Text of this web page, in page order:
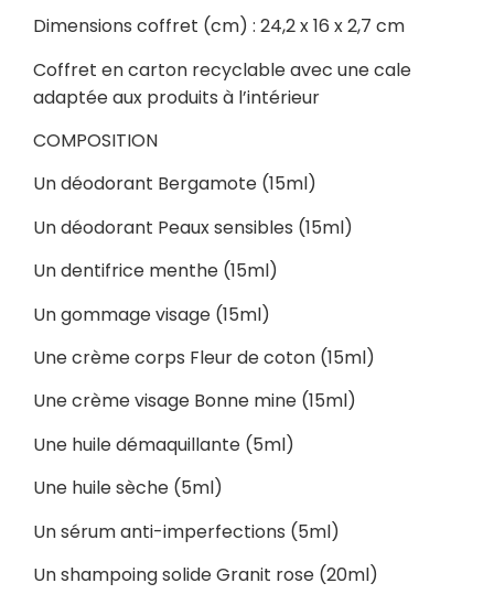
Dimensions coffret (cm) : 24,2 x 16 x 2,7 cm
Coffret en carton recyclable avec une cale
adaptée aux produits à l’intérieur
COMPOSITION
Un déodorant Bergamote (15ml)
Un déodorant Peaux sensibles (15ml)
Un dentifrice menthe (15ml)
Un gommage visage (15ml)
Une crème corps Fleur de coton (15ml)
Une crème visage Bonne mine (15ml)
Une huile démaquillante (5ml)
Une huile sèche (5ml)
Un sérum anti-imperfections (5ml)
Un shampoing solide Granit rose (20ml)